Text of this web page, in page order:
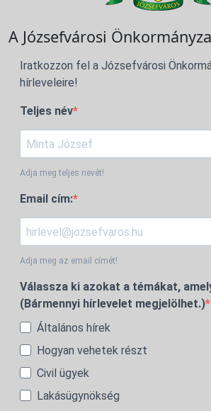
A Józsefvárosi
Iratkozzon fel a Józsefvárosi
hírleveleire!
Teljes név
Adja meg teljes nevét!
Email cím:
Adja meg az email címét!
Válassza ki azokat a témákat,
(Bármennyi hírlevelet megjelölhet.)
Általános hírek
Hogyan vehetek részt
Civil ügyek
Lakásügynökség